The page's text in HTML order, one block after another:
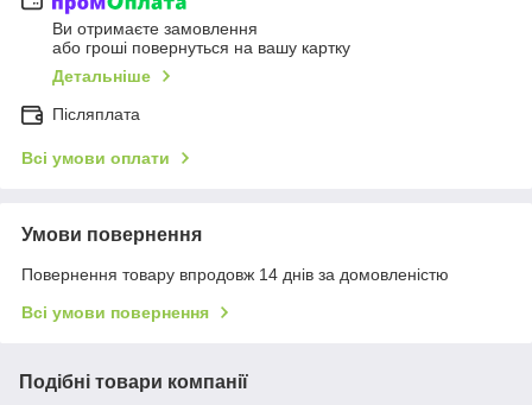
Ви отримаєте замовлення
або гроші повернуться на вашу картку
Детальніше
Післяплата
Всі умови оплати
Умови повернення
Повернення товару впродовж 14 днів за домовленістю
Всі умови повернення
Подібні товари компанії